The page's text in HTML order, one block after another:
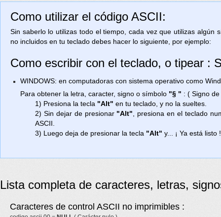
Como utilizar el código ASCII:
Sin saberlo lo utilizas todo el tiempo, cada vez que utilizas
no incluidos en tu teclado debes hacer lo siguiente, por ejemplo:
Como escribir con el teclado, o tipear :
WINDOWS: en computadoras con sistema operativo como
Para obtener la letra, caracter, signo o símbolo "§ " : ( Signo
1) Presiona la tecla "Alt" en tu teclado, y no la sueltes.
2) Sin dejar de presionar "Alt" , presiona en el teclado
ASCII.
3) Luego deja de presionar la tecla "Alt" y... ¡ Ya está listo
Lista completa de caracteres, letras,
Caracteres de control ASCII no imprimibles :